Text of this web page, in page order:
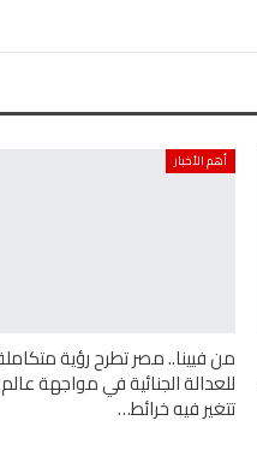
أهم الأخبار
من فيينا.. مصر تطرح رؤية
للعدالة الجنائية في مواجهة عالم
تتغير فيه خرائط…